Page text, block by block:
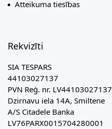
Atteikuma tiesības
Rekvizīti
SIA TESPARS
44103027137
PVN Reģ. nr. LV44103027137
Dzirnavu iela 14A, Smiltene
A/S Citadele Banka
LV76PARX0015704280001